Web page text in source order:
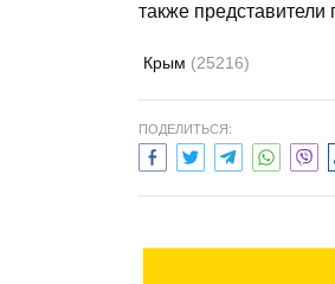
также
Крым (25216)
ПОДЕЛИТЬСЯ: